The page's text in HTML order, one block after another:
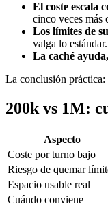
El coste escala
cinco veces más
Los límites de
valga lo estándar.
La caché
La conclusión práctica:
200k vs 1M:
Aspecto
Coste por turno bajo
Riesgo de quemar
Espacio usable real
Cuándo conviene